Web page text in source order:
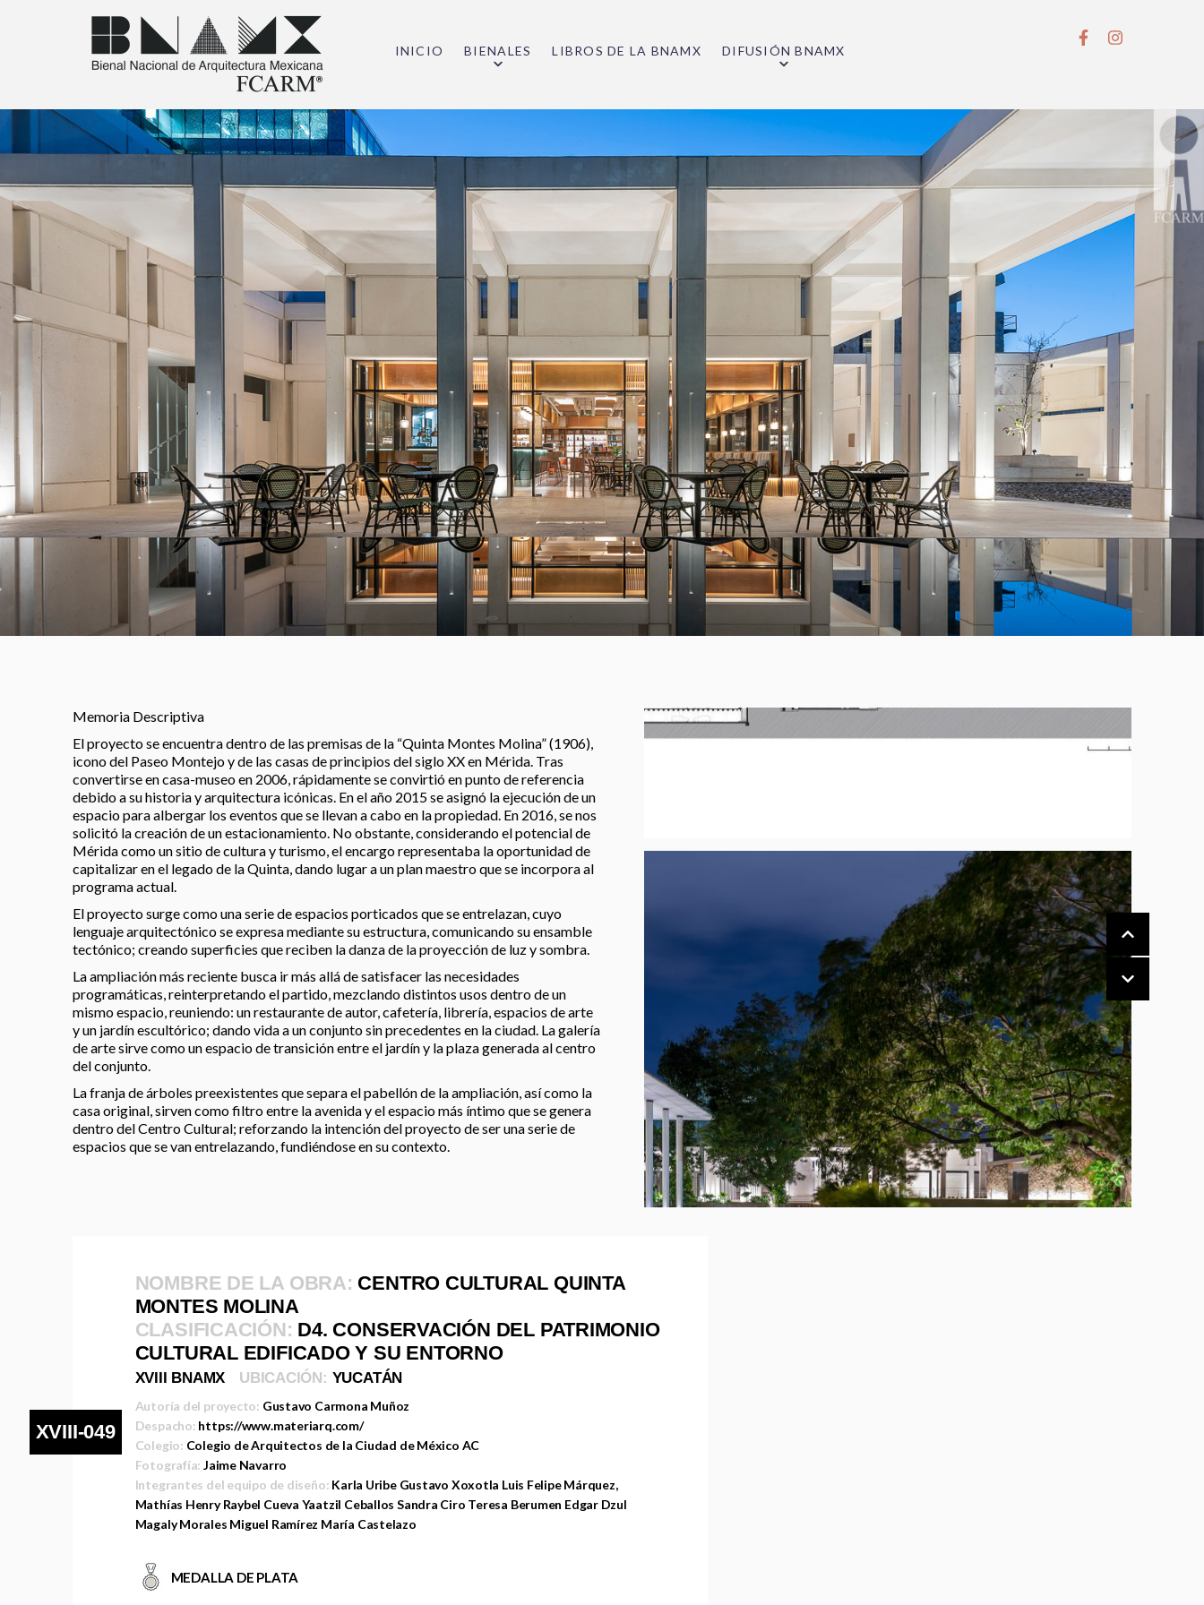
INICIO BIENALES LIBROS DE LA BNAMX DIFUSIÓN BNAMX
Memoria Descriptiva
El proyecto se encuentra dentro de las premisas de la “Quinta Montes Molina” (1906),
icono del Paseo Montejo y de las casas de principios del siglo XX en Mérida. Tras
convertirse en casa-museo en 2006, rápidamente se convirtió en punto de referencia
debido a su historia y arquitectura icónicas. En el año 2015 se asignó la ejecución de un
espacio para albergar los eventos que se llevan a cabo en la propiedad. En 2016, se nos
solicitó la creación de un estacionamiento. No obstante, considerando el potencial de
Mérida como un sitio de cultura y turismo, el encargo representaba la oportunidad de
capitalizar en el legado de la Quinta, dando lugar a un plan maestro que se incorpora al
programa actual.
El proyecto surge como una serie de espacios porticados que se entrelazan, cuyo
lenguaje arquitectónico se expresa mediante su estructura, comunicando su ensamble
tectónico; creando superficies que reciben la danza de la proyección de luz y sombra.
La ampliación más reciente busca ir más allá de satisfacer las necesidades
programáticas, reinterpretando el partido, mezclando distintos usos dentro de un
mismo espacio, reuniendo: un restaurante de autor, cafetería, librería, espacios de arte
y un jardín escultórico; dando vida a un conjunto sin precedentes en la ciudad. La galería
de arte sirve como un espacio de transición entre el jardín y la plaza generada al centro
del conjunto.
La franja de árboles preexistentes que separa el pabellón de la ampliación, así como la
casa original, sirven como filtro entre la avenida y el espacio más íntimo que se genera
dentro del Centro Cultural; reforzando la intención del proyecto de ser una serie de
espacios que se van entrelazando, fundiéndose en su contexto.
XVIII-049
NOMBRE DE LA OBRA: CENTRO CULTURAL QUINTA
MONTES MOLINA
CLASIFICACIÓN: D4. CONSERVACIÓN DEL PATRIMONIO
CULTURAL EDIFICADO Y SU ENTORNO
XVIII BNAMX UBICACIÓN: YUCATÁN
Autoría del proyecto: Gustavo Carmona Muñoz
Despacho: https://www.materiarq.com/
Colegio: Colegio de Arquitectos de la Ciudad de México AC
Fotografía:Jaime Navarro
Integrantes del equipo de diseño: Karla Uribe Gustavo Xoxotla Luis Felipe Márquez,
Mathías Henry Raybel Cueva Yaatzil Ceballos Sandra Ciro Teresa Berumen Edgar Dzul
Magaly Morales Miguel Ramírez María Castelazo
MEDALLA DE PLATA